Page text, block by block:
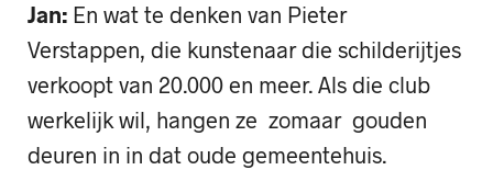
Jan: En wat te denken van Pieter
Verstappen, die kunstenaar die schilderijtjes
verkoopt van 20.000 en meer. Als die club
werkelijk wil, hangen ze zomaar gouden
deuren in in dat oude gemeentehuis.